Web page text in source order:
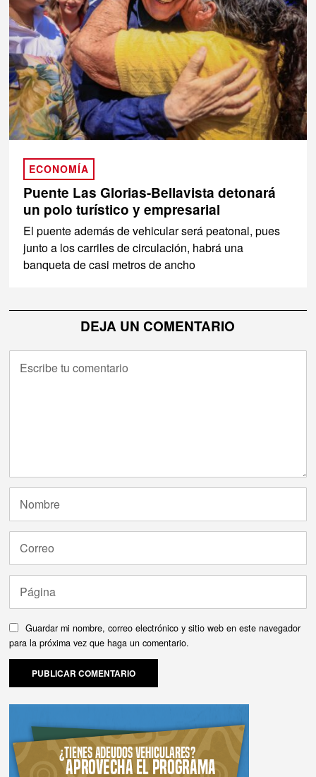
ECONOMÍA
Puente Las Glorias-Bellavista detonará
un polo turístico y empresarial
El puente además de vehicular será peatonal, pues
junto a los carriles de circulación, habrá una
banqueta de casi metros de ancho
DEJA UN COMENTARIO
Guardar mi nombre, correo electrónico y sitio web en este navegador
para la próxima vez que haga un comentario.